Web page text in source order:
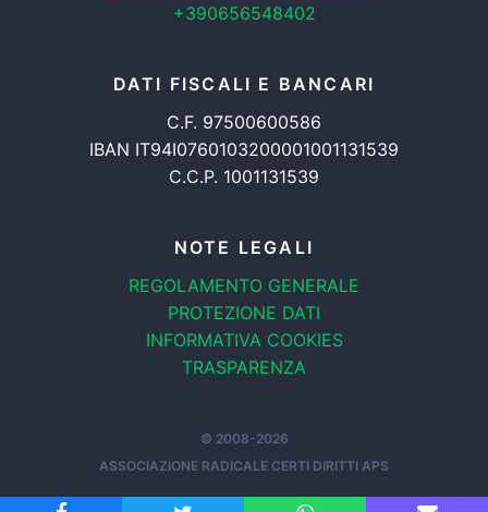
+390656548402
DATI FISCALI E BANCARI
C.F. 97500600586
IBAN IT94I0760103200001001131539
C.C.P. 1001131539
NOTE LEGALI
REGOLAMENTO GENERALE
PROTEZIONE DATI
INFORMATIVA COOKIES
TRASPARENZA
© 2008-2026
ASSOCIAZIONE RADICALE CERTI DIRITTI APS